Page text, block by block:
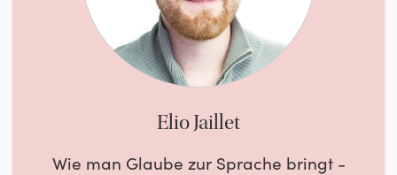
Elio Jaillet
Wie man Glaube zur Sprache bringt -